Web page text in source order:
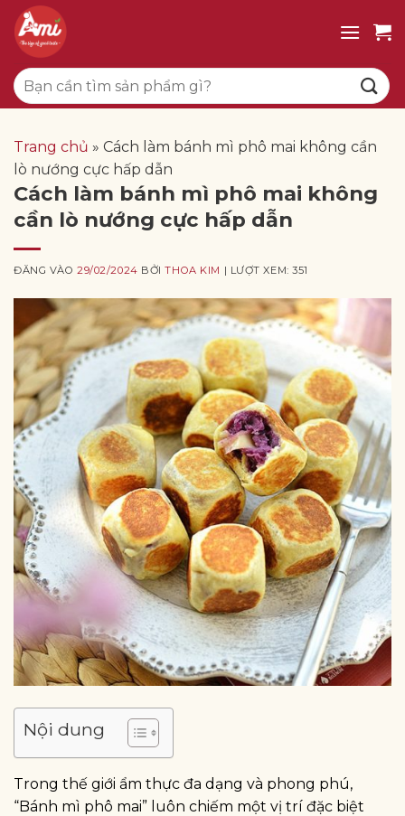
qua
dung
Tìm
kiếm:
Trang chủ » Cách làm bánh mì phô mai không cần
lò nướng cực hấp dẫn
Cách làm bánh mì phô mai không
cần lò nướng cực hấp dẫn
ĐĂNG VÀO29/02/2024 BỞITHOA KIM | LƯỢT XEM: 351
Nội dung
Trong thế giới ẩm thực đa dạng và phong phú,
“Bánh mì phô mai” luôn chiếm một vị trí đặc biệt